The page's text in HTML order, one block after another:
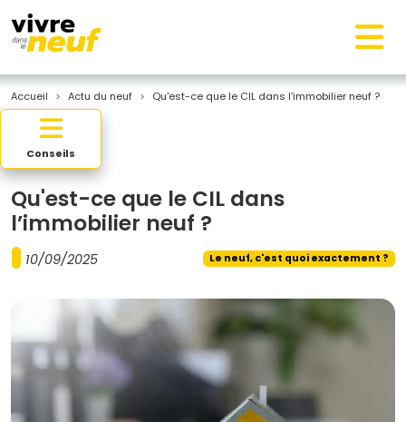
Accueil Actu du neuf Qu'est-ce que le CIL dans l’immobilier neuf ?
Qu'est-ce que le CIL dans
l’immobilier neuf ?
10/09/2025 Le neuf, c'est quoi exactement ?
Conseils